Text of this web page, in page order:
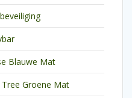
Blauwe Mat
Groene Mat